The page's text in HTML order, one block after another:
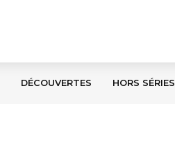
DÉCOUVERTES HORS SÉRIES